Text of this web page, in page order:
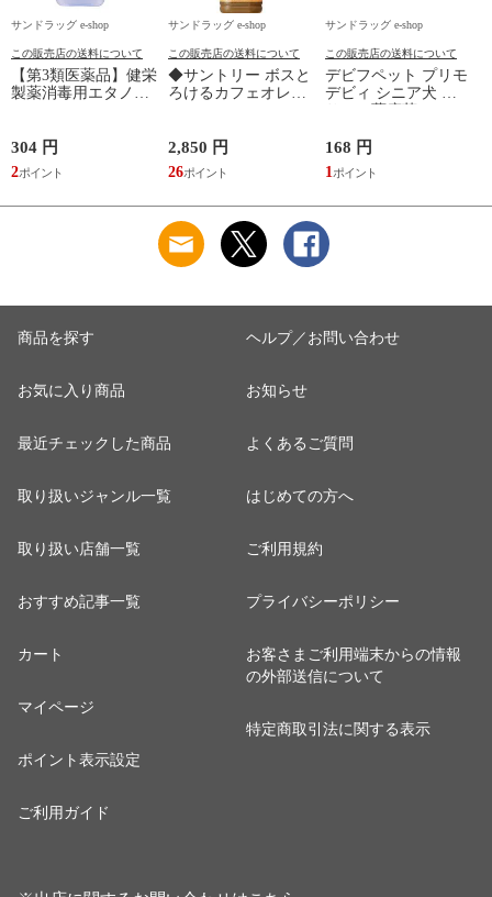
サンドラッグ e-shop
この販売店の送料について
【第3類医薬品】健栄
製薬消毒用エタノー
304 円
2
サンドラッグ e-shop
この販売店の送料について
◆サントリー ボスと
ろけるカフェオレ
2,850 円
26
サンドラッグ e-shop
この販売店の送料について
デビフペット プリモ
デビィ シニア犬 サ
サミ＆薩摩芋ペース
168 円
1
商品を探す
お気に入り商品
最近チェックした商品
取り扱いジャンル一覧
取り扱い店舗一覧
おすすめ記事一覧
カート
マイページ
ポイント表示設定
ご利用ガイド
ヘルプ／お問い合わせ
お知らせ
よくあるご質問
はじめての方へ
ご利用規約
プライバシーポリシー
お客さまご利用端末からの情報
の外部送信について
特定商取引法に関する表示